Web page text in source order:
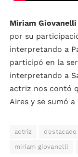
Miriam Giovanelli
por su
interpretando a
participó en la
interpretando a
actriz nos contó
Aires y se sumó
actriz destacado
miriam giovanelli